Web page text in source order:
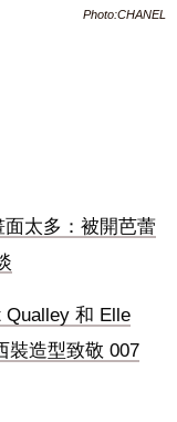
Photo:CHANEL
太多：被開芭蕾
Qualley 和 Elle
裝造型致敬 007